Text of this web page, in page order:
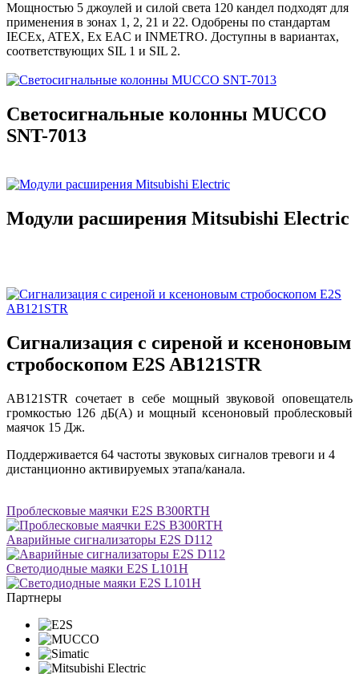
Мощностью 5 джоулей и силой света 120 кандел подходят для
применения в зонах 1, 2, 21 и 22. Одобрены по стандартам
IECEx, ATEX, Ex EAC и INMETRO. Доступны в вариантах,
соответствующих SIL 1 и SIL 2.
Светосигнальные колонны MUCCO
SNT-7013
Модули расширения Mitsubishi Electric
Сигнализация с сиреной и ксеноновым
стробоскопом E2S AB121STR
AB121STR сочетает в себе мощный звуковой оповещатель
громкостью 126 дБ(A) и мощный ксеноновый проблесковый
маячок 15 Дж.
Поддерживается 64 частоты звуковых сигналов тревоги и 4
дистанционно активируемых этапа/канала.
Проблесковые маячки E2S B300RTH
Аварийные сигнализаторы E2S D112
Светодиодные маяки E2S L101H
Партнеры